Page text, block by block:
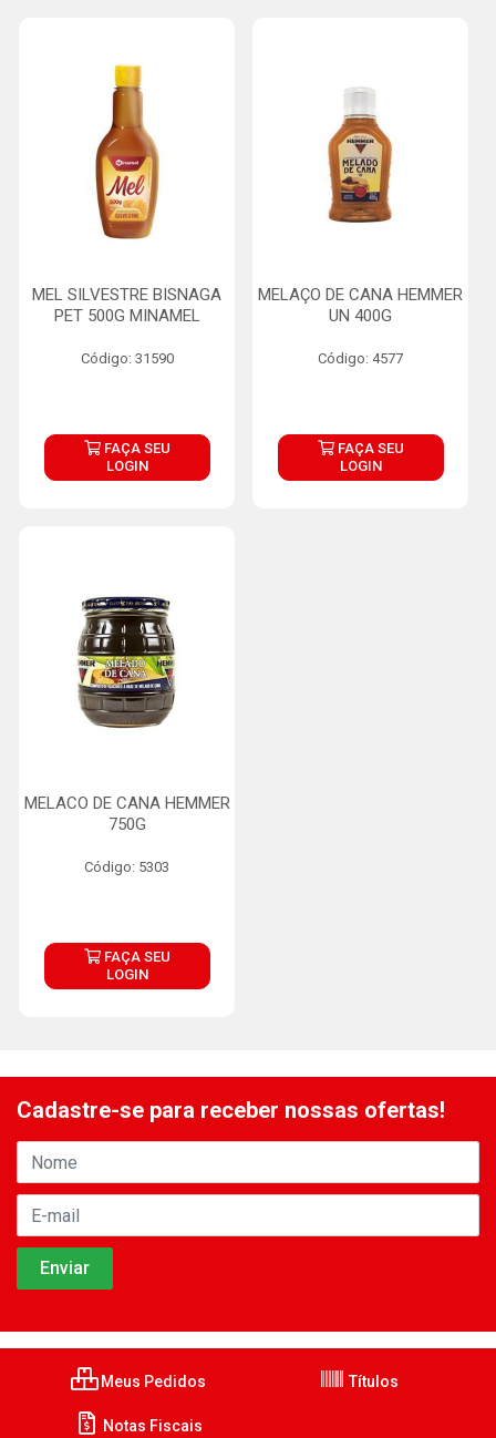
MEL SILVESTRE BISNAGA
PET 500G MINAMEL
Código: 31590
FAÇA SEU
LOGIN
MELAÇO DE CANA HEMMER
UN 400G
Código: 4577
FAÇA SEU
LOGIN
MELACO DE CANA HEMMER
750G
Código: 5303
FAÇA SEU
LOGIN
Cadastre-se para receber nossas ofertas!
Meus Pedidos Títulos
Notas Fiscais